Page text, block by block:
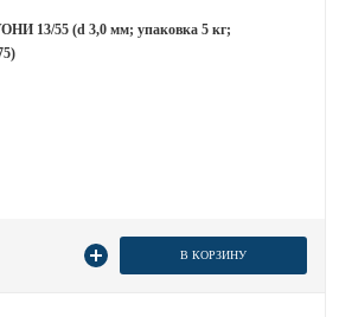
13/55 (d 3,0 мм; упаковка 5 кг;
В КОРЗИНУ